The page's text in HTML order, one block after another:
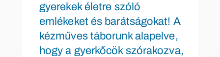
gyerekek életre szóló
emlékeket és barátságokat! A
kézműves táborunk alapelve,
hogy a gyerkőcök szórakozva,